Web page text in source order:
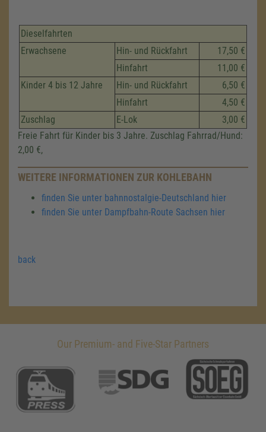
Dieselfahrten
Erwachsene
Hin- und Rückfahrt
17,50 €
Hinfahrt
11,00 €
Kinder 4 bis 12 Jahre
Hin- und Rückfahrt
6,50 €
Hinfahrt
4,50 €
Zuschlag
E-Lok
3,00 €
Freie Fahrt für Kinder bis 3 Jahre. Zuschlag Fahrrad/Hund:
2,00 €,
WEITERE INFORMATIONEN ZUR KOHLEBAHN
finden Sie unter bahnnostalgie-Deutschland hier
finden Sie unter Dampfbahn-Route Sachsen hier
back
Our Premium- and Five-Star Partners